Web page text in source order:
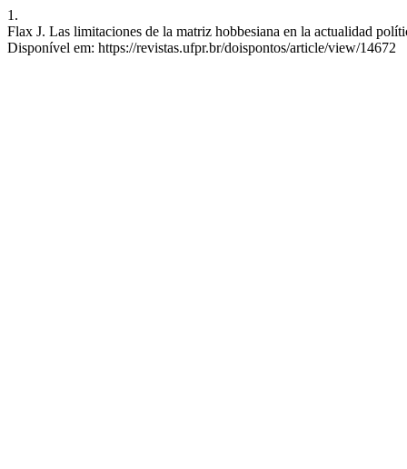
1.
Flax J. Las limitaciones de la matriz hobbesiana en la actualidad
Disponível em: https://revistas.ufpr.br/doispontos/article/view/14672